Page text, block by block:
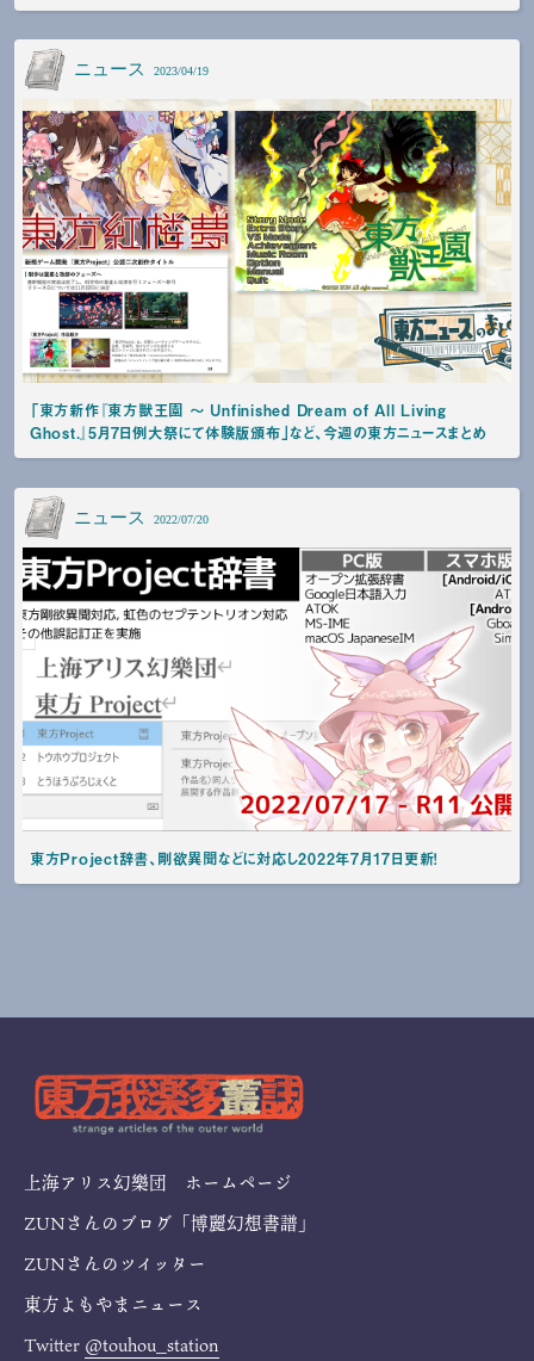
ニュース 2023/04/19
「東方新作『東方獣王園 〜 Unfinished Dream of All Living
Ghost.』5月7日例大祭にて体験版頒布」など、今週の東方ニュースまとめ
ニュース 2022/07/20
東方Project辞書、剛欲異聞などに対応し2022年7月17日更新！
上海アリス幻樂団 ホームページ
ZUNさんのブログ「博麗幻想書譜」
ZUNさんのツイッター
東方よもやまニュース
Twitter @touhou_station